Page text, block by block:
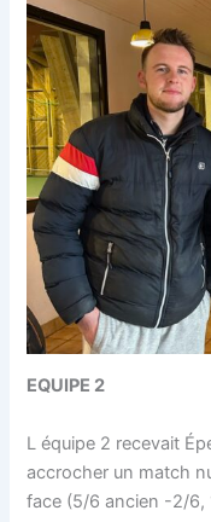
EQUIPE 2
L équipe 2 recevait
accrocher un match
face (5/6 ancien -2/6,